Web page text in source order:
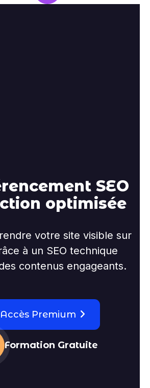
SEO
optimisée
votre site visible sur
à un SEO technique
contenus engageants.
Accès Premium
Formation Gratuite